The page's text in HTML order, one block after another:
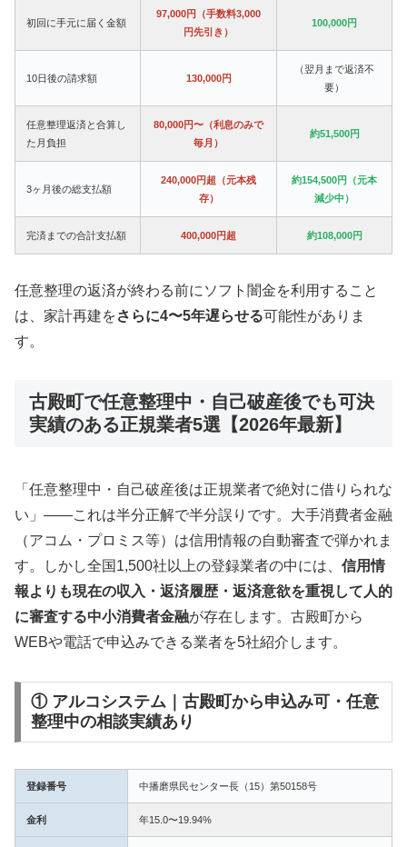
初回に手元に届く金額
97,000円（手数料3,000
円先引き）
100,000円
10日後の請求額 130,000円
（翌月まで返済不
要）
任意整理返済と合算し
た月負担
80,000円〜（利息のみで
毎月）
約51,500円
3ヶ月後の総支払額
240,000円超（元本残
存）
約154,500円（元本
減少中）
完済までの合計支払額 400,000円超 約108,000円
任意整理の返済が終わる前にソフト闇金を利用すること
は、家計再建をさらに4〜5年遅らせる可能性がありま
す。
古殿町で任意整理中・自己破産後でも可決
実績のある正規業者5選【2026年最新】
「任意整理中・自己破産後は正規業者で絶対に借りられな
い」——これは半分正解で半分誤りです。大手消費者金融
（アコム・プロミス等）は信用情報の自動審査で弾かれま
す。しかし全国1,500社以上の登録業者の中には、 信用情
報よりも現在の収入・返済履歴・返済意欲を重視して人的
に審査する中小消費者金融が存在します。古殿町から
WEBや電話で申込みできる業者を5社紹介します。
① アルコシステム｜古殿町から申込み可・任意
整理中の相談実績あり
登録番号 中播磨県民センター長（15）第50158号
金利 年15.0〜19.94%